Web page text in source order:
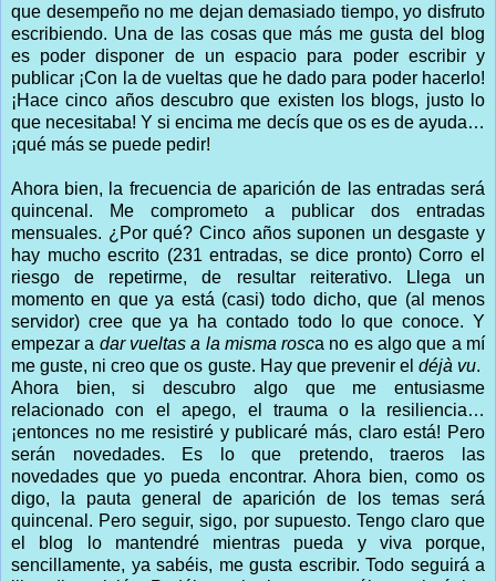
que desempeño no me dejan demasiado tiempo, yo disfruto
escribiendo. Una de las cosas que más me gusta del blog
es poder disponer de un espacio para poder escribir y
publicar ¡Con la de vueltas que he dado para poder hacerlo!
¡Hace cinco años descubro que existen los blogs, justo lo
que necesitaba! Y si encima me decís que os es de ayuda…
¡qué más se puede pedir!
Ahora bien, la frecuencia de aparición de las entradas será
quincenal. Me comprometo a publicar dos entradas
mensuales. ¿Por qué? Cinco años suponen un desgaste y
hay mucho escrito (231 entradas, se dice pronto) Corro el
riesgo de repetirme, de resultar reiterativo. Llega un
momento en que ya está (casi) todo dicho, que (al menos
servidor) cree que ya ha contado todo lo que conoce. Y
empezar a dar vueltas a la misma rosca no es algo que a mí
me guste, ni creo que os guste. Hay que prevenir el déjà vu.
Ahora bien, si descubro algo que me entusiasme
relacionado con el apego, el trauma o la resiliencia…
¡entonces no me resistiré y publicaré más, claro está! Pero
serán novedades. Es lo que pretendo, traeros las
novedades que yo pueda encontrar. Ahora bien, como os
digo, la pauta general de aparición de los temas será
quincenal. Pero seguir, sigo, por supuesto. Tengo claro que
el blog lo mantendré mientras pueda y viva porque,
sencillamente, ya sabéis, me gusta escribir. Todo seguirá a